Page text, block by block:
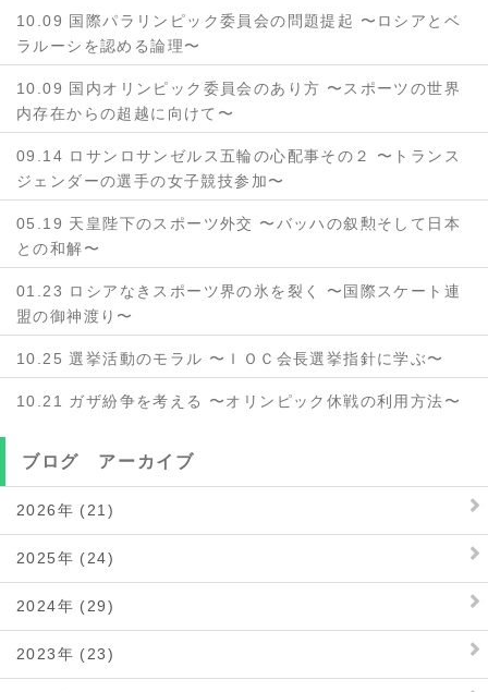
10.09 国際パラリンピック委員会の問題提起 〜ロシアとベ
ラルーシを認める論理〜
10.09 国内オリンピック委員会のあり方 〜スポーツの世界
内存在からの超越に向けて〜
09.14 ロサンロサンゼルス五輪の心配事その２ 〜トランス
ジェンダーの選手の女子競技参加〜
05.19 天皇陛下のスポーツ外交 〜バッハの叙勲そして日本
との和解〜
01.23 ロシアなきスポーツ界の氷を裂く 〜国際スケート連
盟の御神渡り〜
10.25 選挙活動のモラル 〜ＩＯＣ会長選挙指針に学ぶ〜
10.21 ガザ紛争を考える 〜オリンピック休戦の利用方法〜
ブログ アーカイブ
2026年 (21)
2025年 (24)
2024年 (29)
2023年 (23)